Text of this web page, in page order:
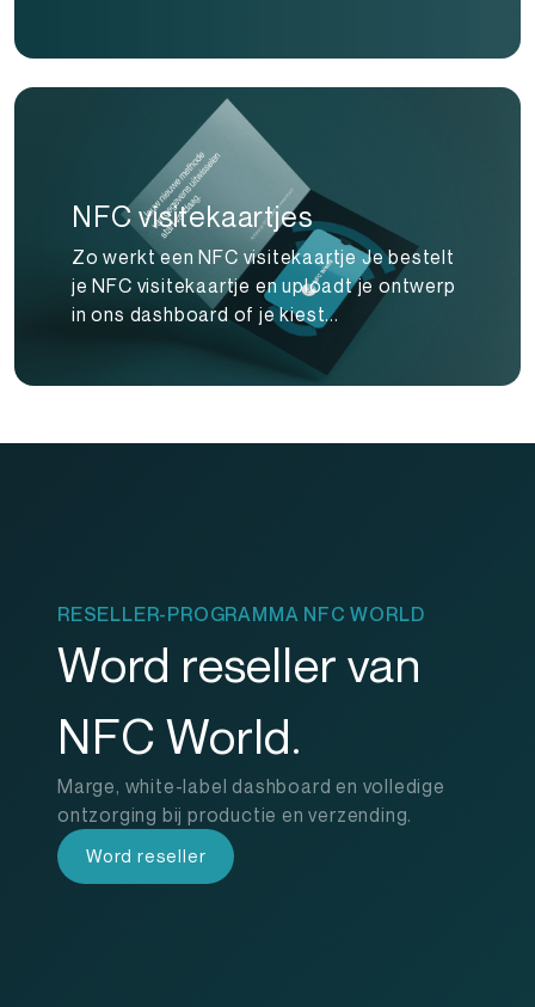
NFC visitekaartjes
Zo werkt een NFC visitekaartje Je bestelt
je NFC visitekaartje en uploadt je ontwerp
in ons dashboard of je kiest...
RESELLER-PROGRAMMA NFC WORLD
Word reseller van
NFC World.
Marge, white-label dashboard en volledige
ontzorging bij productie en verzending.
Word reseller